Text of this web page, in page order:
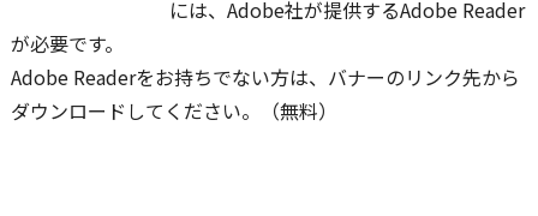
には、Adobe社が提供するAdobe Reader
が必要です。
Adobe Readerをお持ちでない方は、バナーのリンク先から
ダウンロードしてください。（無料）